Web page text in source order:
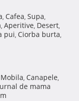
, Cafea, Supa,
, Aperitive, Desert,
pui, Ciorba burta,
Mobila, Canapele,
de mama